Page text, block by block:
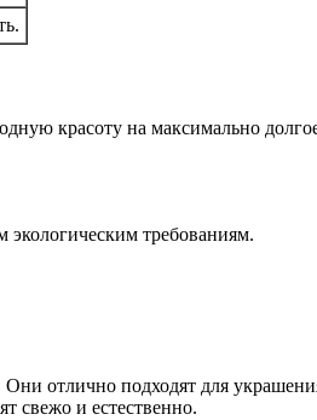
красоту на максимально
требованиям.
отлично подходят для
свежо и естественно.